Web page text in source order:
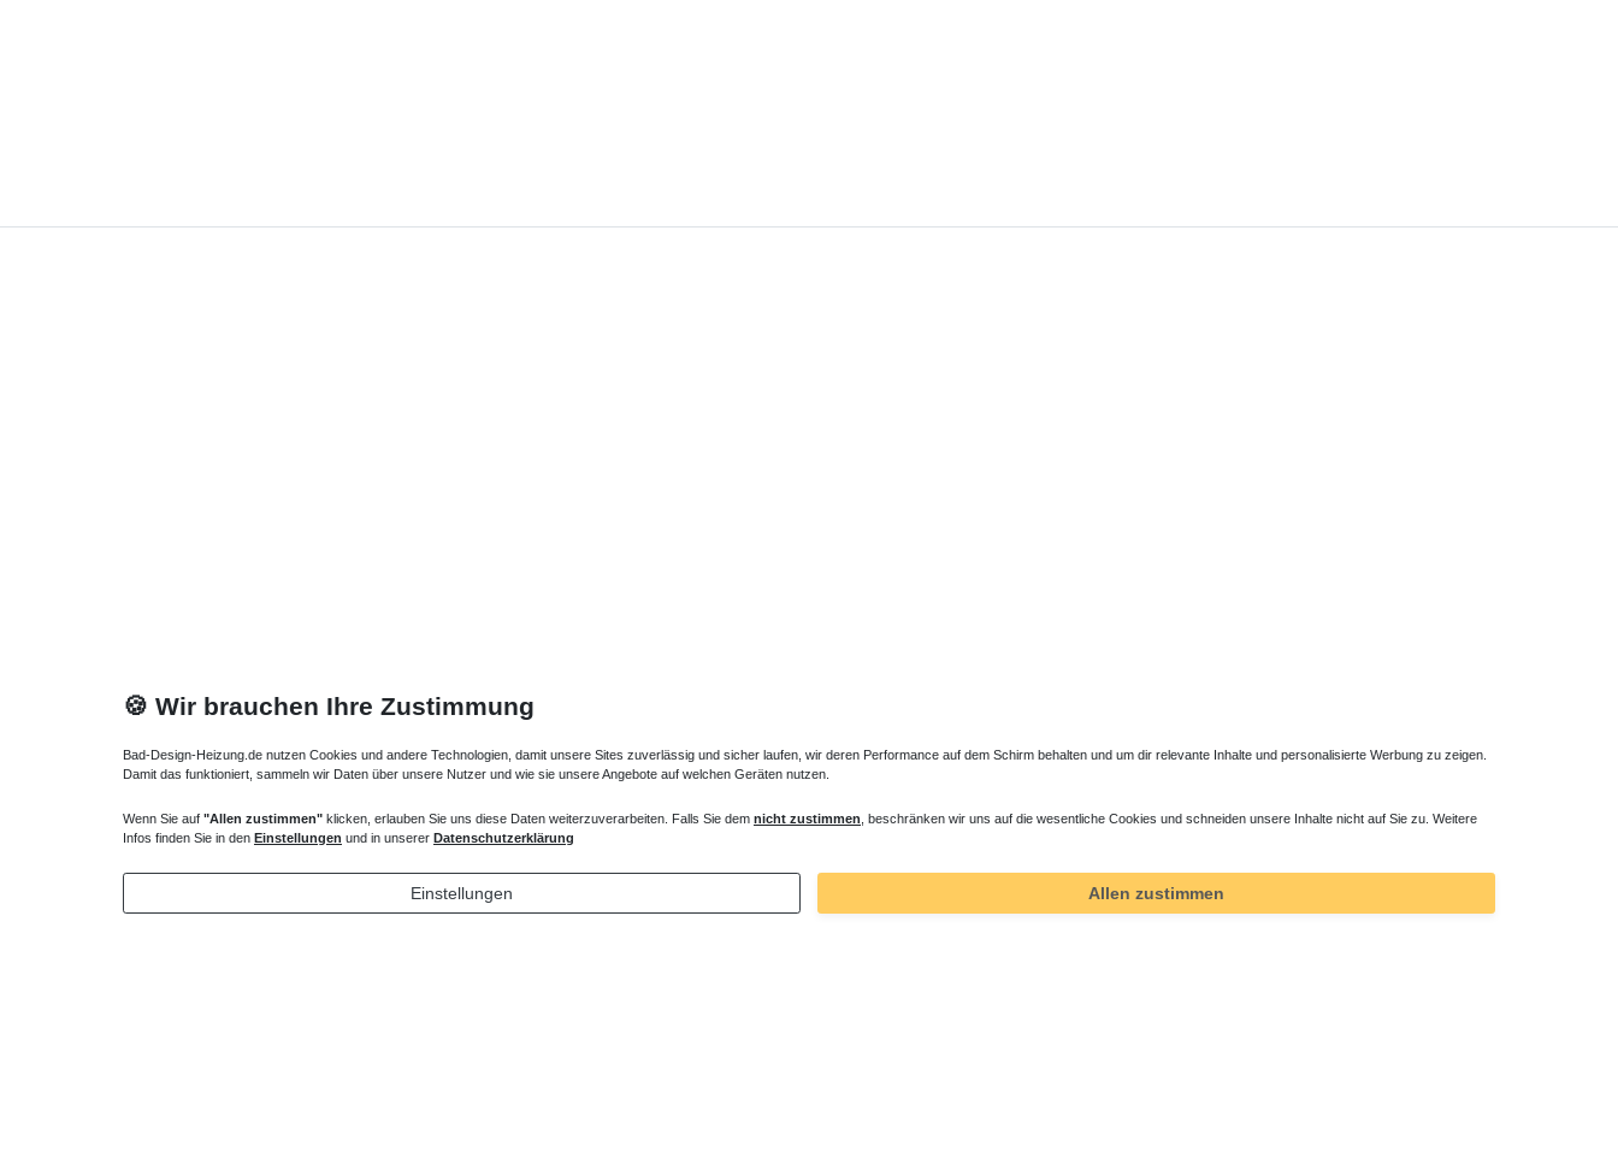
Duschwanne Dämm- und Schutzband
44,10 € *
Duschwanne Montagewinkel Wandwinkel
34,65 € *
*inkl. ges. MwSt.
Duschwanne Ablauf Radial-Design verchromt
75,60 € *
🍪 Wir brauchen Ihre Zustimmung
Bad-Design-Heizung.de nutzen Cookies und andere Technologien, damit unsere Sites zuverlässig und sicher laufen, wir deren Performance auf dem Schirm behalten und um dir relevante Inhalte und personalisierte Werbung zu zeigen.
Damit das funktioniert, sammeln wir Daten über unsere Nutzer und wie sie unsere Angebote auf welchen Geräten nutzen.
Wenn Sie auf "Allen zustimmen" klicken, erlauben Sie uns diese Daten weiterzuverarbeiten. Falls Sie dem nicht zustimmen , beschränken wir uns auf die wesentliche Cookies und schneiden unsere Inhalte nicht auf Sie zu. Weitere
Infos finden Sie in den Einstellungen und in unserer Datenschutzerklärung
Einstellungen Allen zustimmen